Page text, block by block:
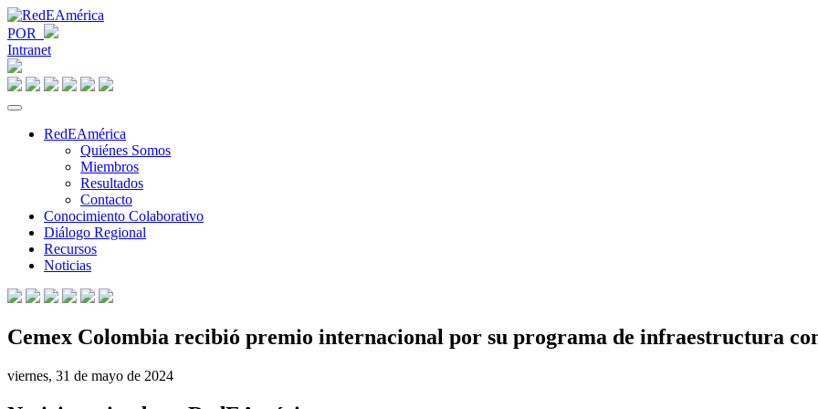
POR
Intranet
RedEAmérica
Quiénes Somos
Miembros
Resultados
Contacto
Conocimiento Colaborativo
Diálogo Regional
Recursos
Noticias
Cemex Colombia recibió premio internacional por su programa de infraestructura
viernes, 31 de mayo de 2024